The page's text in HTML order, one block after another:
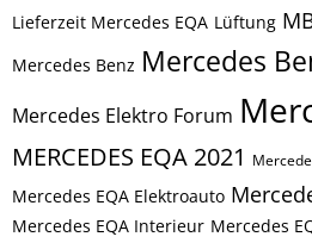
Lieferzeit Mercedes EQA Lüftung
Mercedes Benz Mercedes
Mercedes Elektro Forum
MERCEDES EQA 2021
Mercedes EQA Elektroauto
Mercedes EQA Interieur Mercedes